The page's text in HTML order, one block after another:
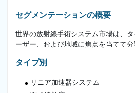
セグメンテーションの概要
世界の放射線手術システム市場は、
ーザー、および地域に焦点を当てて分
タイプ別
リニア加速器システム